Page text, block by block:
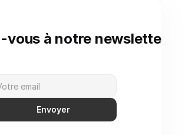
vous à notre newsletter
Envoyer